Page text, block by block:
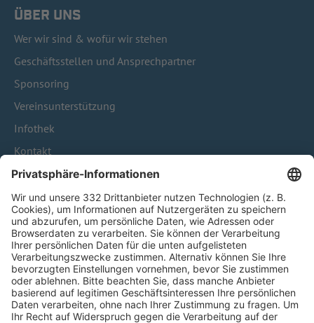
ÜBER UNS
Wer wir sind & wofür wir stehen
Geschäftsstellen und Ansprechpartner
Sponsoring
Vereinsunterstützung
Infothek
Kontakt
HÄUFIG BESUCHTE SEITEN
Pässe und Vereinswechsel
Trainerausbildung
Schulungsangebot Vereinsmitarbeiter
BFV-Geschäftsstellen
Trainerbörse